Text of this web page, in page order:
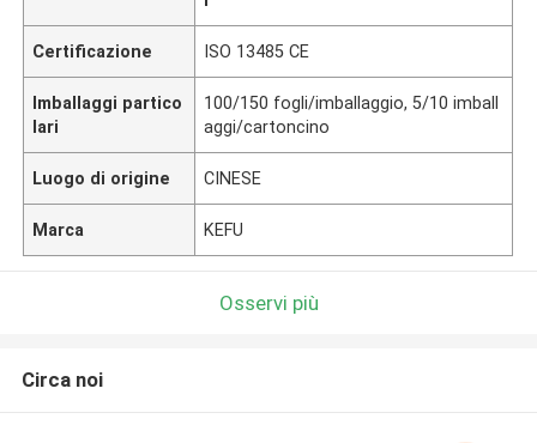
Certificazione ISO 13485 CE
Imballaggi partico
lari
100/150 fogli/imballaggio, 5/10 imball
aggi/cartoncino
Luogo di origine CINESE
Marca KEFU
Osservi più
Circa noi